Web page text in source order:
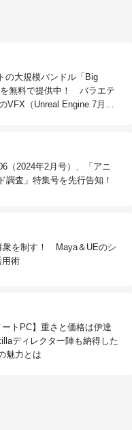
の大規模バンドル「Big
を無料で提供中！ バラエテ
VFX（Unreal Engine 7月の
（2024年2月号）、「アニ
調査」特集号を先行告知！
衆を制す！ Maya＆UEのシ
用術
ートPC】重さと価格は伊達
ディレクター陣も納得した
魅力とは